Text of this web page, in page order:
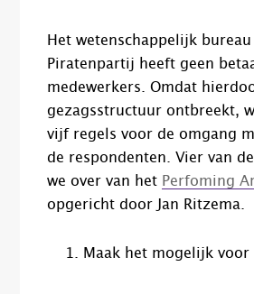
Het wetenschappelijk bureau
Piratenpartij heeft geen
medewerkers. Omdat
gezagsstructuur ontbreekt,
vijf regels voor de omgang
de respondenten. Vier van
we over van het Perfoming
opgericht door Jan Ritzema.
Maak het mogelijk voor